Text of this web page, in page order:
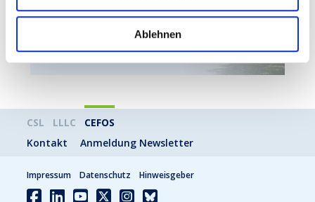
Ablehnen
Saal Wasserbillig
MEHR
CSL LLLC
CEFOS
Kontakt
Anmeldung Newsletter
Impressum Datenschutz Hinweisgeber